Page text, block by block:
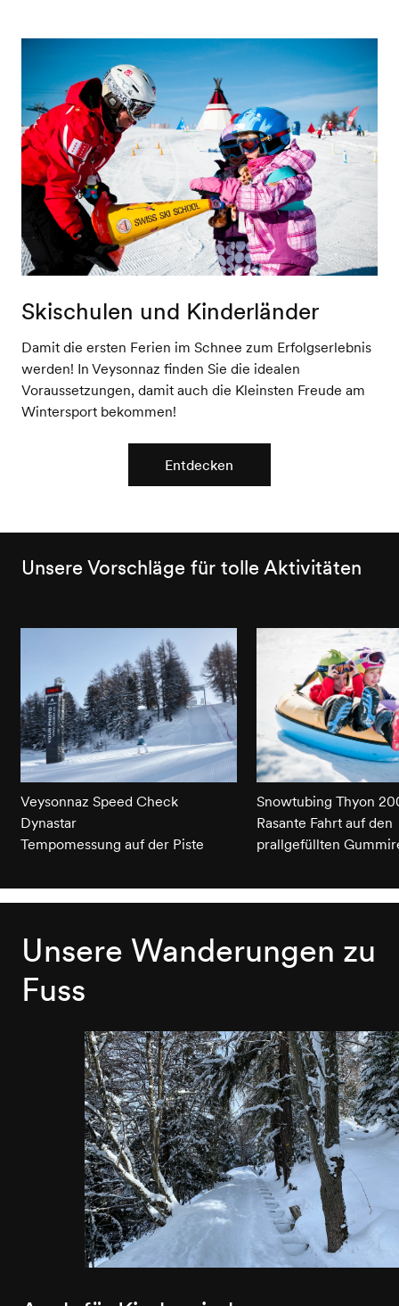
Skischulen und Kinderländer
Damit die ersten Ferien im Schnee zum Erfolgserlebnis
werden! In Veysonnaz finden Sie die idealen
Voraussetzungen, damit auch die Kleinsten Freude am
Wintersport bekommen!
Entdecken
Unsere Vorschläge für tolle Aktivitäten
Veysonnaz Speed Check
Dynastar
Tempomessung auf der Piste
Snowtubing Thyon
Rasante Fahrt auf den
prallgefüllten
Unsere Wanderungen zu
Fuss